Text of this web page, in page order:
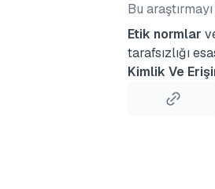
Bu
Etik normlar
tarafsızlığı
Kimlik Ve